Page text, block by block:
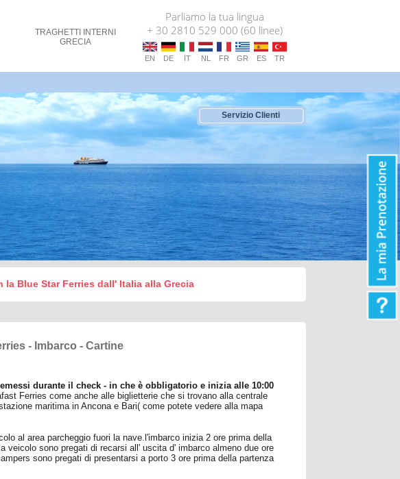
TRAGHETTI
INTERNI
GRECIA
Parliamo la tua lingua
+ 30 2810 529 000 (60 linee)
EN DE IT NL FR GR ES TR
Servizio Clienti
la Blue Star Ferries dall' Italia alla Grecia
- Imbarco - Cartine
durante il check - in che è obbligatorio e inizia alle 10:00
Ferries come anche alle biglietterie che si trovano alla centrale
maritima in Ancona e Bari( come potete vedere alla mapa
al area parcheggio fuori la nave.l'imbarco inizia 2 ore prima della
veicolo sono pregati di recarsi all' uscita d' imbarco almeno due ore
sono pregati di presentarsi a porto 3 ore prima della partenza